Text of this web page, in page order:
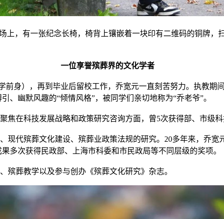
上，有一张纪念长椅，椅背上镶嵌着一块印有二维码的铜牌，
一位享誉殡葬界的文化学者
身），再到毕业后留校工作，乔宽元一直刻苦努力。执教期
幽默风趣的“倾情风格”，被同学们亲切地称为“乔老爷”。
在科技发展战略和政策研究咨询方面，曾5次获得部、市级科
代殡葬文化建设、殡葬业政策法规的研究。20多年来，乔宽
多次获得民政部、上海市科委和市民政局等不同层级的奖项。
葬教学以及参与创办《殡葬文化研究》杂志。